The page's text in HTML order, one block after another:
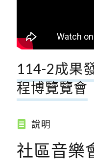
114-2成果
程博覽覽會
說明
社區音樂